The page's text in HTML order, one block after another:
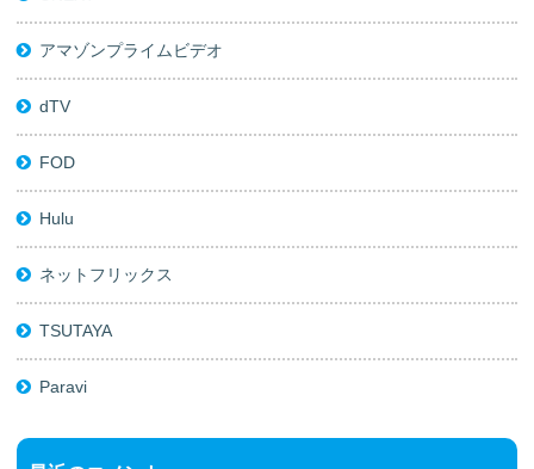
アマゾンプライムビデオ
dTV
FOD
Hulu
ネットフリックス
TSUTAYA
Paravi